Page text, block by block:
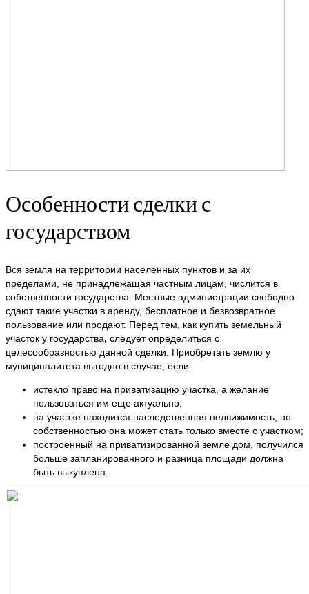
Особенности сделки с
государством
Вся земля на территории населенных пунктов и за их
пределами, не принадлежащая частным лицам, числится в
собственности государства. Местные администрации свободно
сдают такие участки в аренду, бесплатное и безвозвратное
пользование или продают. Перед тем, как купить земельный
участок у государства, следует определиться с
целесообразностью данной сделки. Приобретать землю у
муниципалитета выгодно в случае, если:
истекло право на приватизацию участка, а желание
пользоваться им еще актуально;
на участке находится наследственная недвижимость, но
собственностью она может стать только вместе с участком;
построенный на приватизированной земле дом, получился
больше запланированного и разница площади должна
быть выкуплена.